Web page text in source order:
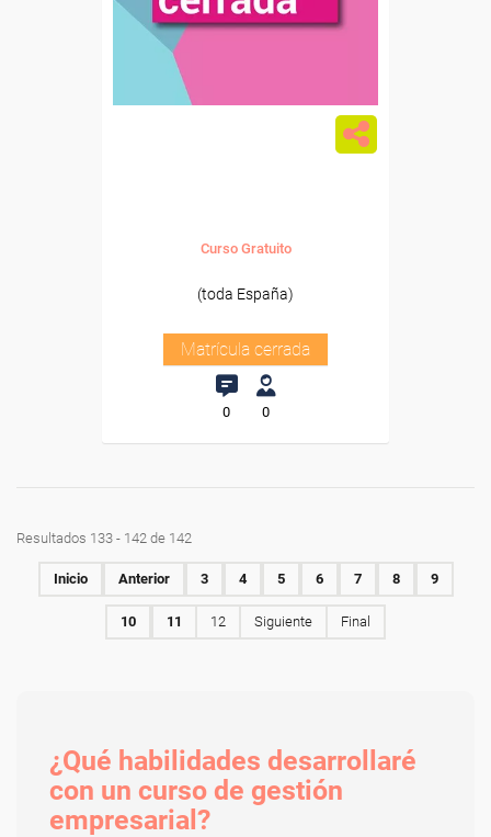
Curso Gratuito
(toda España)
Matrícula cerrada
0 0
Resultados 133 - 142 de 142
Inicio Anterior 3 4 5 6 7 8 9
10 11 12 Siguiente Final
¿Qué habilidades desarrollaré
con un curso de gestión
empresarial?